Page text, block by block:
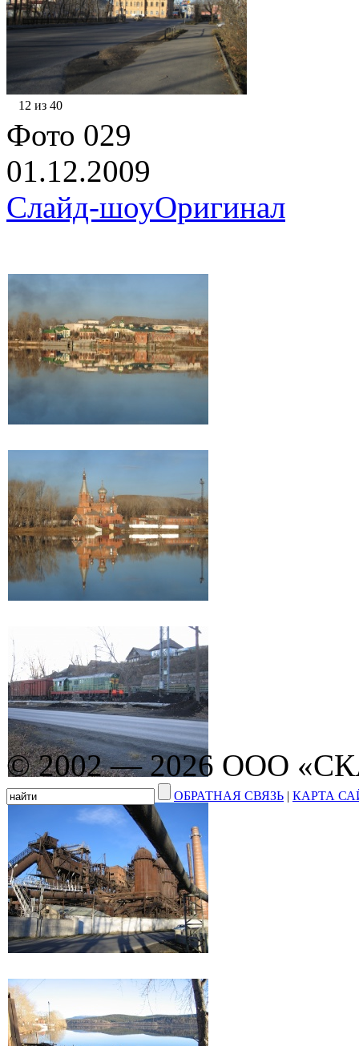
12 из 40
Фото 029
01.12.2009
Слайд-шоуОригинал
© 2002 — 2026 ООО
ОБРАТНАЯ СВЯЗЬ | КАРТА